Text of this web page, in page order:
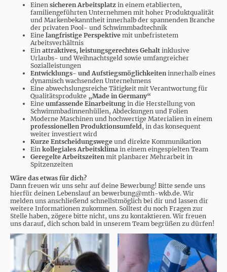
Einen sicheren Arbeitsplatz in einem etablierten,
familiengeführten Unternehmen mit hoher Produktqualität
und Markenbekanntheit innerhalb der spannenden Branche
der privaten Pool- und Schwimmbadtechnik
Eine langfristige Perspektive mit unbefristetem
Arbeitsverhältnis
Ein attraktives, leistungsgerechtes Gehalt inklusive
Urlaubs- und Weihnachtsgeld sowie umfangreicher
Sozialleistungen
Entwicklungs- und Aufstiegsmöglichkeiten innerhalb eines
dynamisch wachsenden Unternehmens
Eine abwechslungsreiche Tätigkeit mit Verantwortung für
Qualitätsprodukte „Made in Germany“
Eine umfassende Einarbeitung in die Herstellung von
Schwimmbadinnenhüllen, Abdeckungen und Folien
Moderne Maschinen und hochwertige Materialien in einem
professionellen Produktionsumfeld, in das konsequent
weiter investiert wird
Kurze Entscheidungswege und direkte Kommunikation
Ein kollegiales Arbeitsklima in einem eingespielten Team
Geregelte Arbeitszeiten mit planbarer Mehrarbeit in
Spitzenzeiten
Wäre das etwas für dich?
Dann freuen wir uns sehr auf deine Bewerbung! Bitte sende uns
hierfür deinen Lebenslauf an bewerbung@mth-wkb.de. Wir
melden uns anschließend schnellstmöglich bei dir und lassen dir
weitere Informationen zukommen. Solltest du noch Fragen zur
Stelle haben, zögere bitte nicht, uns zu kontaktieren. Wir freuen
uns darauf, dich schon bald in unserem Team begrüßen zu dürfen!